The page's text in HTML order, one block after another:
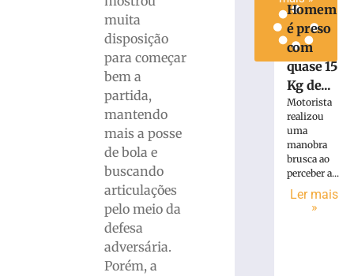
muita
disposição
para começar
bem a
partida,
mantendo
mais a posse
de bola e
buscando
articulações
pelo meio da
defesa
adversária.
Porém, a
Homem
é preso
com
quase 15
Kg de...
Motorista
realizou
uma
manobra
brusca ao
perceber a...
Ler mais
»